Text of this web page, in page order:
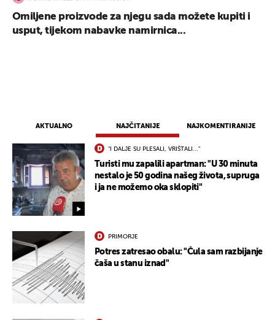
AKTUALNO NAJČITANIJE NAJKOMENTIRANIJE
"I DALJE SU PLESALI, VRIŠTALI..."
Turisti mu zapalili apartman: "U 30 minuta
nestalo je 50 godina našeg života, supruga
i ja ne možemo oka sklopiti"
PRIMORJE
Potres zatresao obalu: "Čula sam razbijanje
čaša u stanu iznad"
Omiljene proizvode za njegu sada možete kupiti i
usput, tijekom nabavke namirnica...